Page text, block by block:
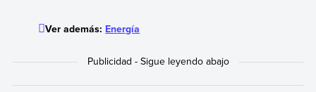
Ver además: Energía